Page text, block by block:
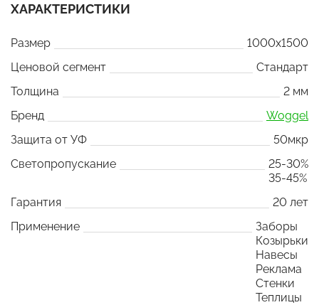
ХАРАКТЕРИСТИКИ
Размер
1000x1500
Ценовой сегмент
Стандарт
Толщина
2 мм
Бренд
Woggel
Защита от УФ
50мкр
Светопропускание
25-30%
35-45%
Гарантия
20 лет
Применение
Заборы
Козырьки
Навесы
Реклама
Стенки
Теплицы